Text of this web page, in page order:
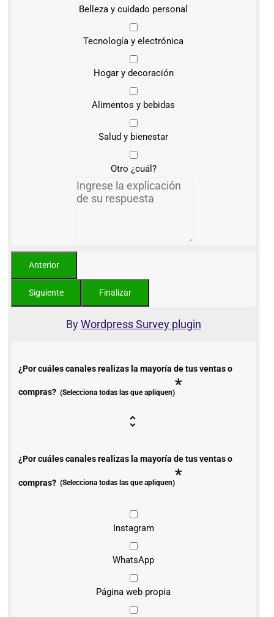
Belleza y cuidado personal
Tecnología y electrónica
Hogar y decoración
Alimentos y bebidas
Salud y bienestar
Otro ¿cuál?
ByWordpress Survey plugin
¿Por cuáles canales realizas la mayoría de tus ventas o
compras? (Selecciona todas las que apliquen)*
¿Por cuáles canales realizas la mayoría de tus ventas o
compras? (Selecciona todas las que apliquen)*
Instagram
WhatsApp
Página web propia